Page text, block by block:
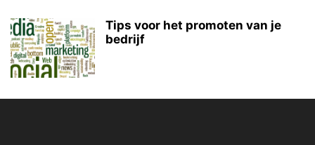
Tips voor het promoten van je
bedrijf